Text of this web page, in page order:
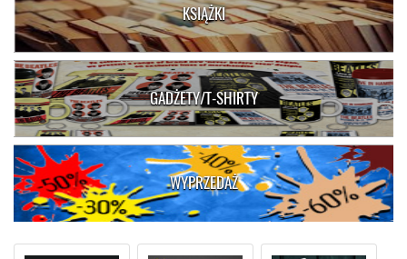
KSIĄŻKI
GADŻETY/T-SHIRTY
WYPRZEDAŻ